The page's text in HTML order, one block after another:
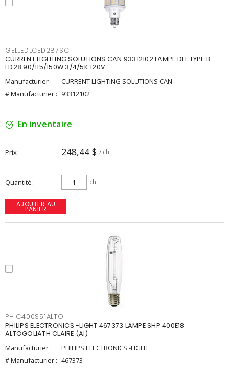
GELLEDLCED287SC
CURRENT LIGHTING SOLUTIONS CAN 93312102 LAMPE DEL TYPE B
ED28 90/115/150W 3/4/5K 120V
Manufacturier :
CURRENT LIGHTING SOLUTIONS CAN
# Manufacturier : 93312102
En inventaire
Prix 248,44 $ / ch
Quantité ch
AJOUTER AU
PANIER
PHIC400S51ALTO
PHILIPS ELECTRONICS -LIGHT 467373 LAMPE SHP 400E18
ALTOGOLIATH CLAIRE (AI)
Manufacturier :
PHILIPS ELECTRONICS -LIGHT
# Manufacturier : 467373